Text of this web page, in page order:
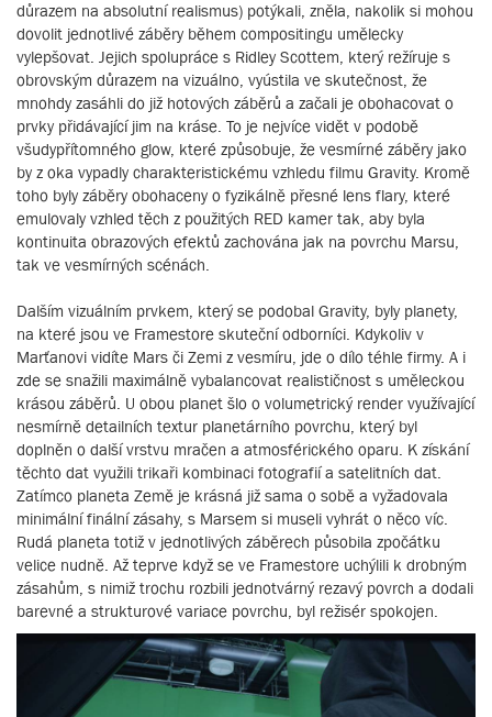
důrazem na absolutní realismus) potýkali, zněla, nakolik si mohou
dovolit jednotlivé záběry během compositingu umělecky
vylepšovat. Jejich spolupráce s Ridley Scottem, který režíruje s
obrovským důrazem na vizuálno, vyústila ve skutečnost, že
mnohdy zasáhli do již hotových záběrů a začali je obohacovat o
prvky přidávající jim na kráse. To je nejvíce vidět v podobě
všudypřítomného glow, které způsobuje, že vesmírné záběry jako
by z oka vypadly charakteristickému vzhledu filmu Gravity. Kromě
toho byly záběry obohaceny o fyzikálně přesné lens flary, které
emulovaly vzhled těch z použitých RED kamer tak, aby byla
kontinuita obrazových efektů zachována jak na povrchu Marsu,
tak ve vesmírných scénách.
Dalším vizuálním prvkem, který se podobal Gravity, byly planety,
na které jsou ve Framestore skuteční odborníci. Kdykoliv v
Marťanovi vidíte Mars či Zemi z vesmíru, jde o dílo téhle firmy. A i
zde se snažili maximálně vybalancovat realističnost s uměleckou
krásou záběrů. U obou planet šlo o volumetrický render využívající
nesmírně detailních textur planetárního povrchu, který byl
doplněn o další vrstvu mračen a atmosférického oparu. K získání
těchto dat využili trikaři kombinaci fotografií a satelitních dat.
Zatímco planeta Země je krásná již sama o sobě a vyžadovala
minimální finální zásahy, s Marsem si museli vyhrát o něco víc.
Rudá planeta totiž v jednotlivých záběrech působila zpočátku
velice nudně. Až teprve když se ve Framestore uchýlili k drobným
zásahům, s nimiž trochu rozbili jednotvárný rezavý povrch a dodali
barevné a strukturové variace povrchu, byl režisér spokojen.